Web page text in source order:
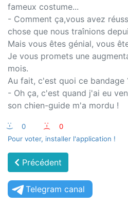
fameux costume...
- Comment ça,vous avez
chose que nous traînions
Mais vous êtes génial, vous
Je vous promets une
mois.
Au fait, c'est quoi ce bandage
- Oh ça, c'est quand j'ai eu
son chien-guide m'a mordu !
:-) 0 :-(
0
Pour voter, installer l'application !
Précédent
Telegram canal